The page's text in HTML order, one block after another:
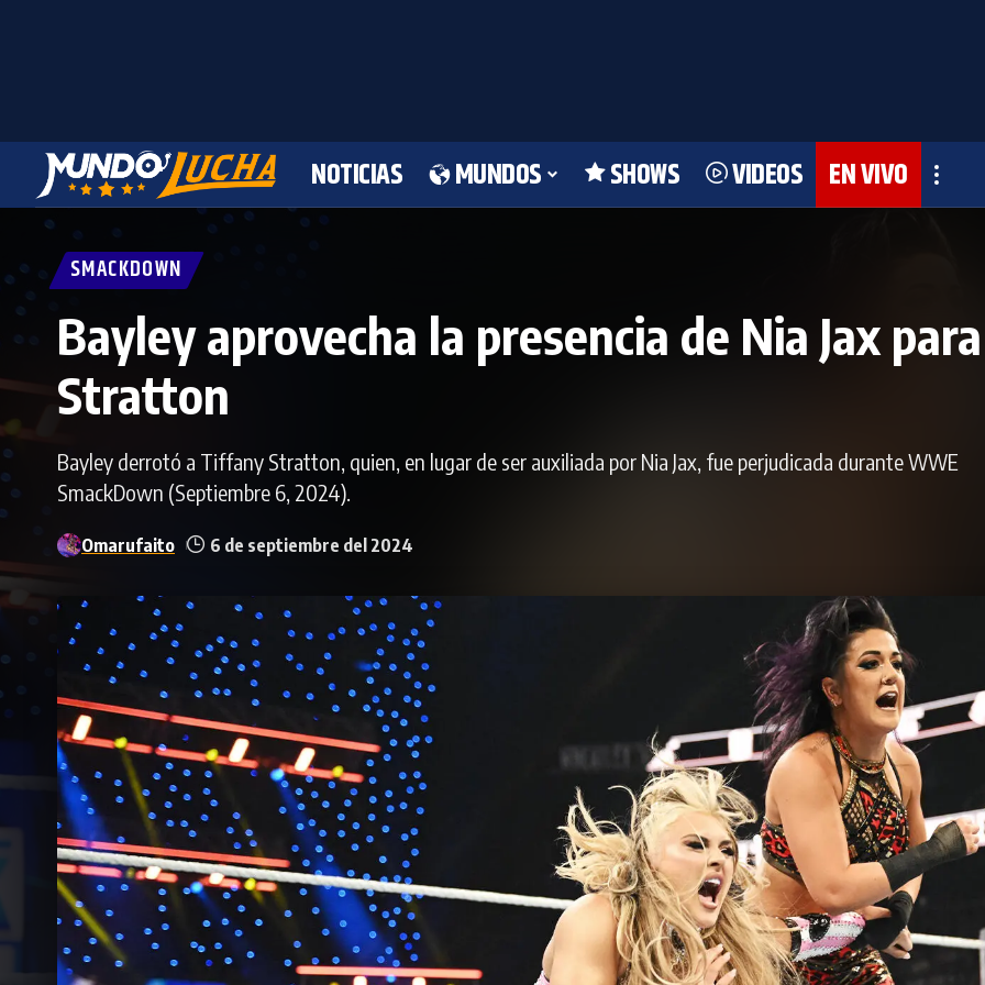
NOTICIAS MUNDOS SHOWS VIDEOS EN VIVO
SMACKDOWN
Bayley aprovecha la presencia de Nia Jax
Stratton
Bayley derrotó a Tiffany Stratton, quien, en lugar de ser auxiliada por Nia Jax, fue perjudicada durante WWE
SmackDown (Septiembre 6, 2024).
Omarufaito 6 de septiembre del 2024